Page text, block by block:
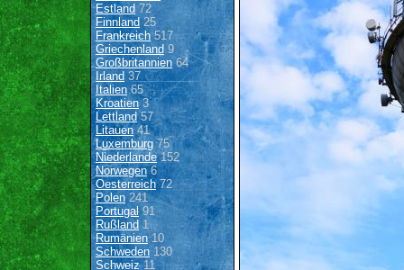
Estland 72
Finnland 25
Frankreich517
Griechenland9
Großbritannien64
Irland 37
Italien65
Kroatien3
Lettland57
Litauen41
Luxemburg 75
Niederlande152
Norwegen6
Oesterreich72
Polen 241
Portugal91
Rußland 1
Rumänien10
Schweden 130
Schweiz11